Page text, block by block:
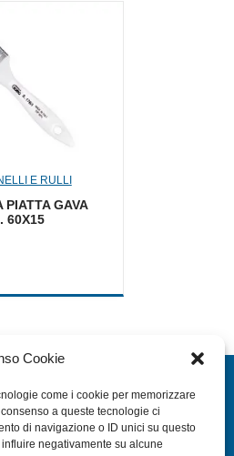
Cookie
come i cookie per memorizzare
a queste tecnologie ci
di navigazione o ID unici su questo
negativamente su alcune
E RULLI
PIATTA GAVA
60X15
originale era: 2,30 €.
attuale è: 1,15 €.